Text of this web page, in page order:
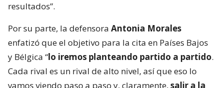
resultados”.
Por su parte, la defensora Antonia Morales
enfatizó que el objetivo para la cita en Países Bajos
y Bélgica “lo iremos planteando partido a partido.
Cada rival es un rival de alto nivel, así que eso lo
vamos viendo paso a paso y, claramente, salir a la